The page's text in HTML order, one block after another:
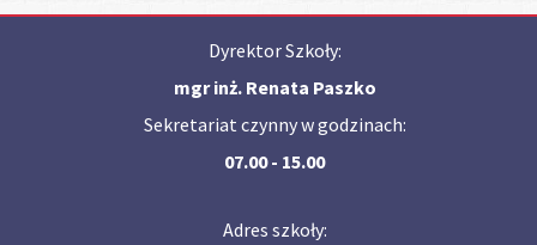
Dyrektor Szkoły:
mgr inż. Renata Paszko
Sekretariat czynny w godzinach:
07.00 - 15.00
Adres szkoły: